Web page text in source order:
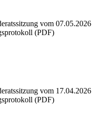
vom 07.05.2026
(PDF)
vom 17.04.2026
(PDF)